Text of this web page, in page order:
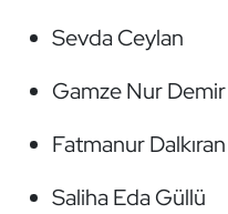
Sevda Ceylan
Gamze Nur Demir
Fatmanur Dalkıran
Saliha Eda Güllü
Masa Tenisi
Modern Pentatlon
Motor Sporları